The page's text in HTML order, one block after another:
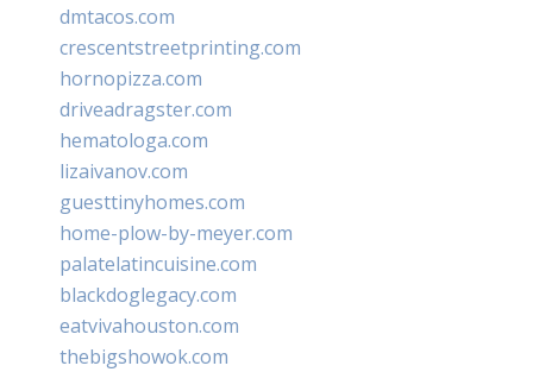
dmtacos.com
crescentstreetprinting.com
hornopizza.com
driveadragster.com
hematologa.com
lizaivanov.com
guesttinyhomes.com
home-plow-by-meyer.com
palatelatincuisine.com
blackdoglegacy.com
eatvivahouston.com
thebigshowok.com